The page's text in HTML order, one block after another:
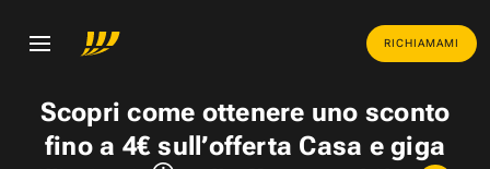
RICHIAMAMI
Scopri come ottenere uno sconto
fino a 4€ sull’offerta Casa egiga